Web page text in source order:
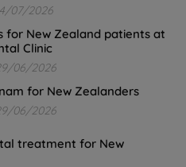
07/2026
for New Zealand patients at
Clinic
06/2026
for New Zealanders
06/2026
treatment for New